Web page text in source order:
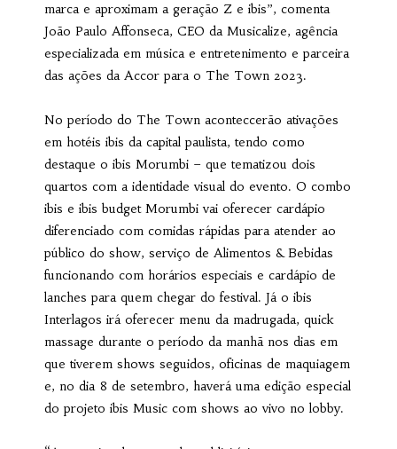
marca e aproximam a geração Z e ibis”, comenta
João Paulo Affonseca, CEO da Musicalize, agência
especializada em música e entretenimento e parceira
das ações da Accor para o The Town 2023.
No período do The Town aconteccerão ativações
em hotéis ibis da capital paulista, tendo como
destaque o ibis Morumbi – que tematizou dois
quartos com a identidade visual do evento. O combo
ibis e ibis budget Morumbi vai oferecer cardápio
diferenciado com comidas rápidas para atender ao
público do show, serviço de Alimentos & Bebidas
funcionando com horários especiais e cardápio de
lanches para quem chegar do festival. Já o ibis
Interlagos irá oferecer menu da madrugada, quick
massage durante o período da manhã nos dias em
que tiverem shows seguidos, oficinas de maquiagem
e, no dia 8 de setembro, haverá uma edição especial
do projeto ibis Music com shows ao vivo no lobby.